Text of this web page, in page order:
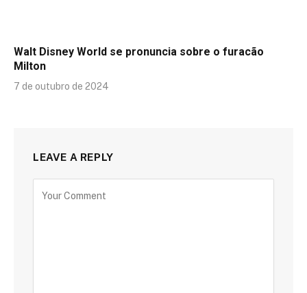
Walt Disney World se pronuncia sobre o furacão
Milton
7 de outubro de 2024
LEAVE A REPLY